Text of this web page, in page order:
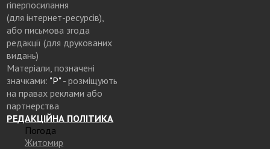
гіперпосилання
(для інтернет-ресурсів),
або письмова згода
редакції (для друкованих
видань)
Матеріали, позначені
значками: "Р"- розміщують
на правах реклами або
партнерства
РЕДАКЦІЙНА ПОЛІТИКА
Погода
Житомир